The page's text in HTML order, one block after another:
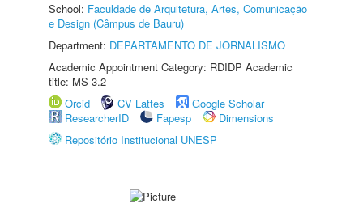
School: Faculdade de Arquitetura, Artes, Comunicação
e Design (Câmpus de Bauru)
Department: DEPARTAMENTO DE JORNALISMO
Academic Appointment Category: RDIDP Academic
title: MS-3.2
Orcid
CV Lattes
Google Scholar
ResearcherID
Fapesp
Dimensions
Repositório Institucional UNESP